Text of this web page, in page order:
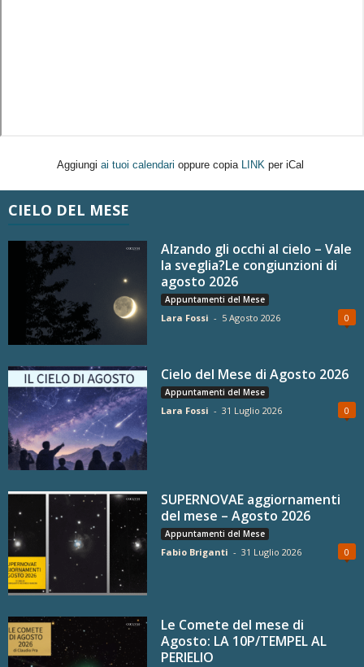
Aggiungi ai tuoi calendari oppure copia LINK per iCal
CIELO DEL MESE
Alzando gli occhi al cielo – Vale
la sveglia?Le congiunzioni di
agosto 2026
Appuntamenti del Mese
Lara Fossi - 5 Agosto 2026 0
Cielo del Mese di Agosto 2026
Appuntamenti del Mese
Lara Fossi - 31 Luglio 2026 0
SUPERNOVAE aggiornamenti
del mese – Agosto 2026
Appuntamenti del Mese
Fabio Briganti - 31 Luglio 2026 0
Le Comete del mese di
Agosto: LA 10P/TEMPEL AL
PERIELIO